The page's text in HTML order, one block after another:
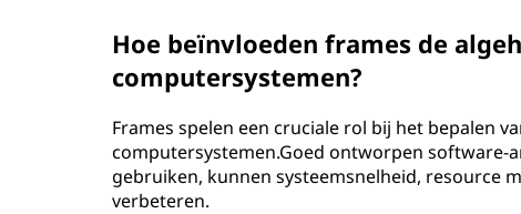
Hoe beïnvloeden frames de
computersystemen?
Frames spelen een cruciale rol bij het bepalen
computersystemen.Goed ontworpen
gebruiken, kunnen systeemsnelheid, resource
verbeteren.